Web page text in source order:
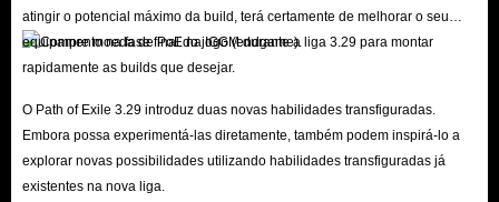
Na liga 3.29, as restrições de cor dos bezels foram removidas. Agora pode
inserir qualquer gema de habilidade ativa ou gema de suporte em qualquer
engaste, independentemente da cor. No entanto, as cores dos engastes
continuam a ser importantes: se a cor da gema corresponder à cor do
engaste, a gema recebe um bónus direto de qualidade.
Anomalias do Atlas
atingir o potencial máximo da build, terá certamente de melhorar o seu
equipamento na fase final do jogo (endgame).
O Path of Exile 3.29 introduz duas novas habilidades transfiguradas.
Embora possa experimentá-las diretamente, também podem inspirá-lo a
explorar novas possibilidades utilizando habilidades transfiguradas já
existentes na nova liga.